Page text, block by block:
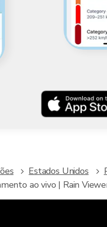
Estados Unidos
ao vivo | Rain